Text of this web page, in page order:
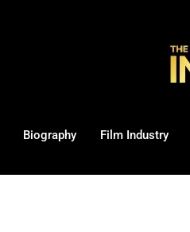
Biography Film Industry